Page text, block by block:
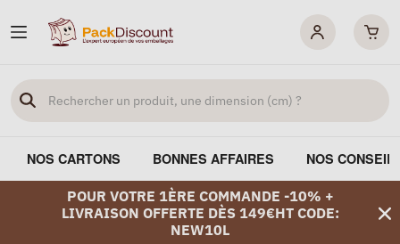
NOS CARTONS BONNES AFFAIRES NOS
POUR VOTRE 1ÈRE COMMANDE -10% +
LIVRAISON OFFERTE DÈS 149€HT CODE:
NEW10L